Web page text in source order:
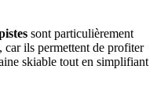
sont particulièrement
car ils permettent de profiter
skiable tout en simplifiant